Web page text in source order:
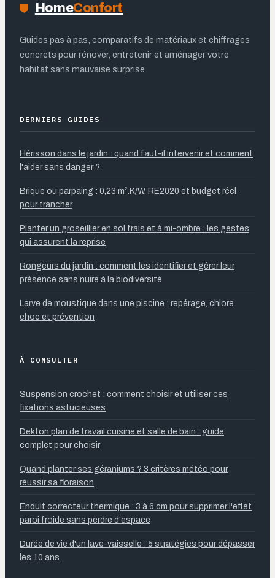
HomeConfort
Guides pas à pas, comparatifs de matériaux et chiffrages
concrets pour rénover, entretenir et aménager votre
habitat sans mauvaise surprise.
DERNIERS GUIDES
Hérisson dans le jardin : quand faut-il intervenir et comment
l'aider sans danger ?
Brique ou parpaing : 0,23 m².K/W, RE2020 et budget réel
pour trancher
Planter un groseillier en sol frais et à mi-ombre : les gestes
qui assurent la reprise
Rongeurs du jardin : comment les identifier et gérer leur
présence sans nuire à la biodiversité
Larve de moustique dans une piscine : repérage, chlore
choc et prévention
À CONSULTER
Suspension crochet : comment choisir et utiliser ces
fixations astucieuses
Dekton plan de travail cuisine et salle de bain : guide
complet pour choisir
Quand planter ses géraniums ? 3 critères météo pour
réussir sa floraison
Enduit correcteur thermique : 3 à 6 cm pour supprimer l'effet
paroi froide sans perdre d'espace
Durée de vie d'un lave-vaisselle : 5 stratégies pour dépasser
les 10 ans